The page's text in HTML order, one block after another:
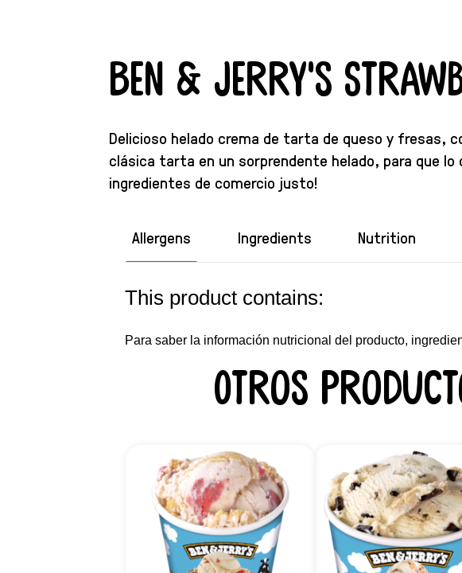
Ben & Jerry's
Delicioso helado crema de tarta de queso y fresas,
clásica tarta en un sorprendente helado, para que
ingredientes de comercio justo!
Allergens Ingredients Nutrition
This product contains:
Para saber la información nutricional del producto,
Otros